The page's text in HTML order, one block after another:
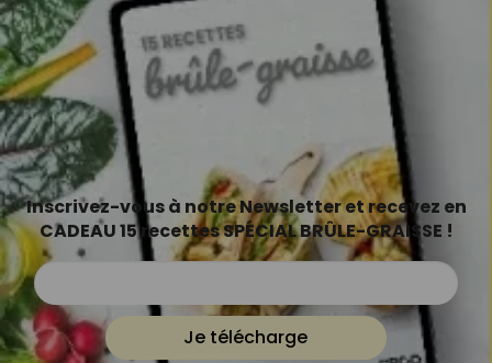
Inscrivez-vous à notre Newsletter et recevez en
CADEAU 15 recettes SPÉCIAL BRÛLE-GRAISSE !
Je télécharge